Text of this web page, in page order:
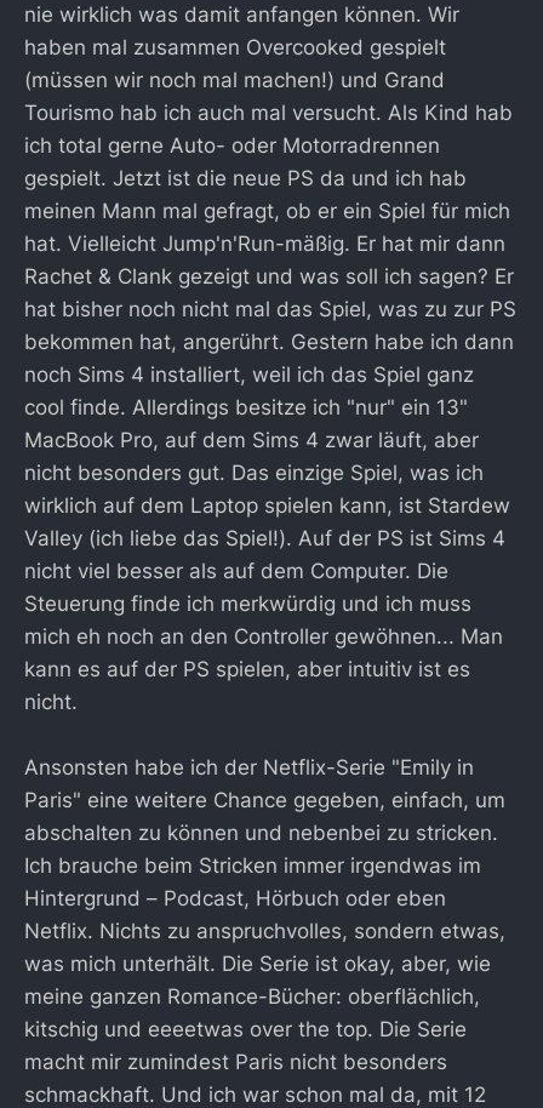
nie wirklich was damit anfangen können. Wir
haben mal zusammen Overcooked gespielt
(müssen wir noch mal machen!) und Grand
Tourismo hab ich auch mal versucht. Als Kind hab
ich total gerne Auto- oder Motorradrennen
gespielt. Jetzt ist die neue PS da und ich hab
meinen Mann mal gefragt, ob er ein Spiel für mich
hat. Vielleicht Jump'n'Run-mäßig. Er hat mir dann
Rachet & Clank gezeigt und was soll ich sagen? Er
hat bisher noch nicht mal das Spiel, was zu zur PS
bekommen hat, angerührt. Gestern habe ich dann
noch Sims 4 installiert, weil ich das Spiel ganz
cool finde. Allerdings besitze ich "nur" ein 13"
MacBook Pro, auf dem Sims 4 zwar läuft, aber
nicht besonders gut. Das einzige Spiel, was ich
wirklich auf dem Laptop spielen kann, ist Stardew
Valley (ich liebe das Spiel!). Auf der PS ist Sims 4
nicht viel besser als auf dem Computer. Die
Steuerung finde ich merkwürdig und ich muss
mich eh noch an den Controller gewöhnen... Man
kann es auf der PS spielen, aber intuitiv ist es
nicht.
Ansonsten habe ich der Netflix-Serie "Emily in
Paris" eine weitere Chance gegeben, einfach, um
abschalten zu können und nebenbei zu stricken.
Ich brauche beim Stricken immer irgendwas im
Hintergrund – Podcast, Hörbuch oder eben
Netflix. Nichts zu anspruchvolles, sondern etwas,
was mich unterhält. Die Serie ist okay, aber, wie
meine ganzen Romance-Bücher: oberflächlich,
kitschig und eeeetwas over the top. Die Serie
macht mir zumindest Paris nicht besonders
schmackhaft. Und ich war schon mal da, mit 12